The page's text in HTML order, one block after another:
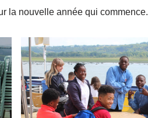
la nouvelle année qui commence.